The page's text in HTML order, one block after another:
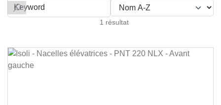
1 résultat
Filter by